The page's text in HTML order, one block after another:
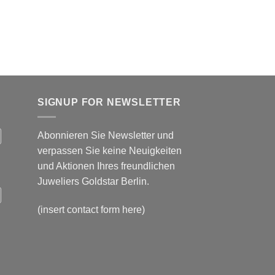
SIGNUP FOR NEWSLETTER
Abonnieren Sie Newsletter und
verpassen Sie keine Neuigkeiten
und Aktionen Ihres freundlichen
Juweliers Goldstar Berlin.
(insert contact form here)